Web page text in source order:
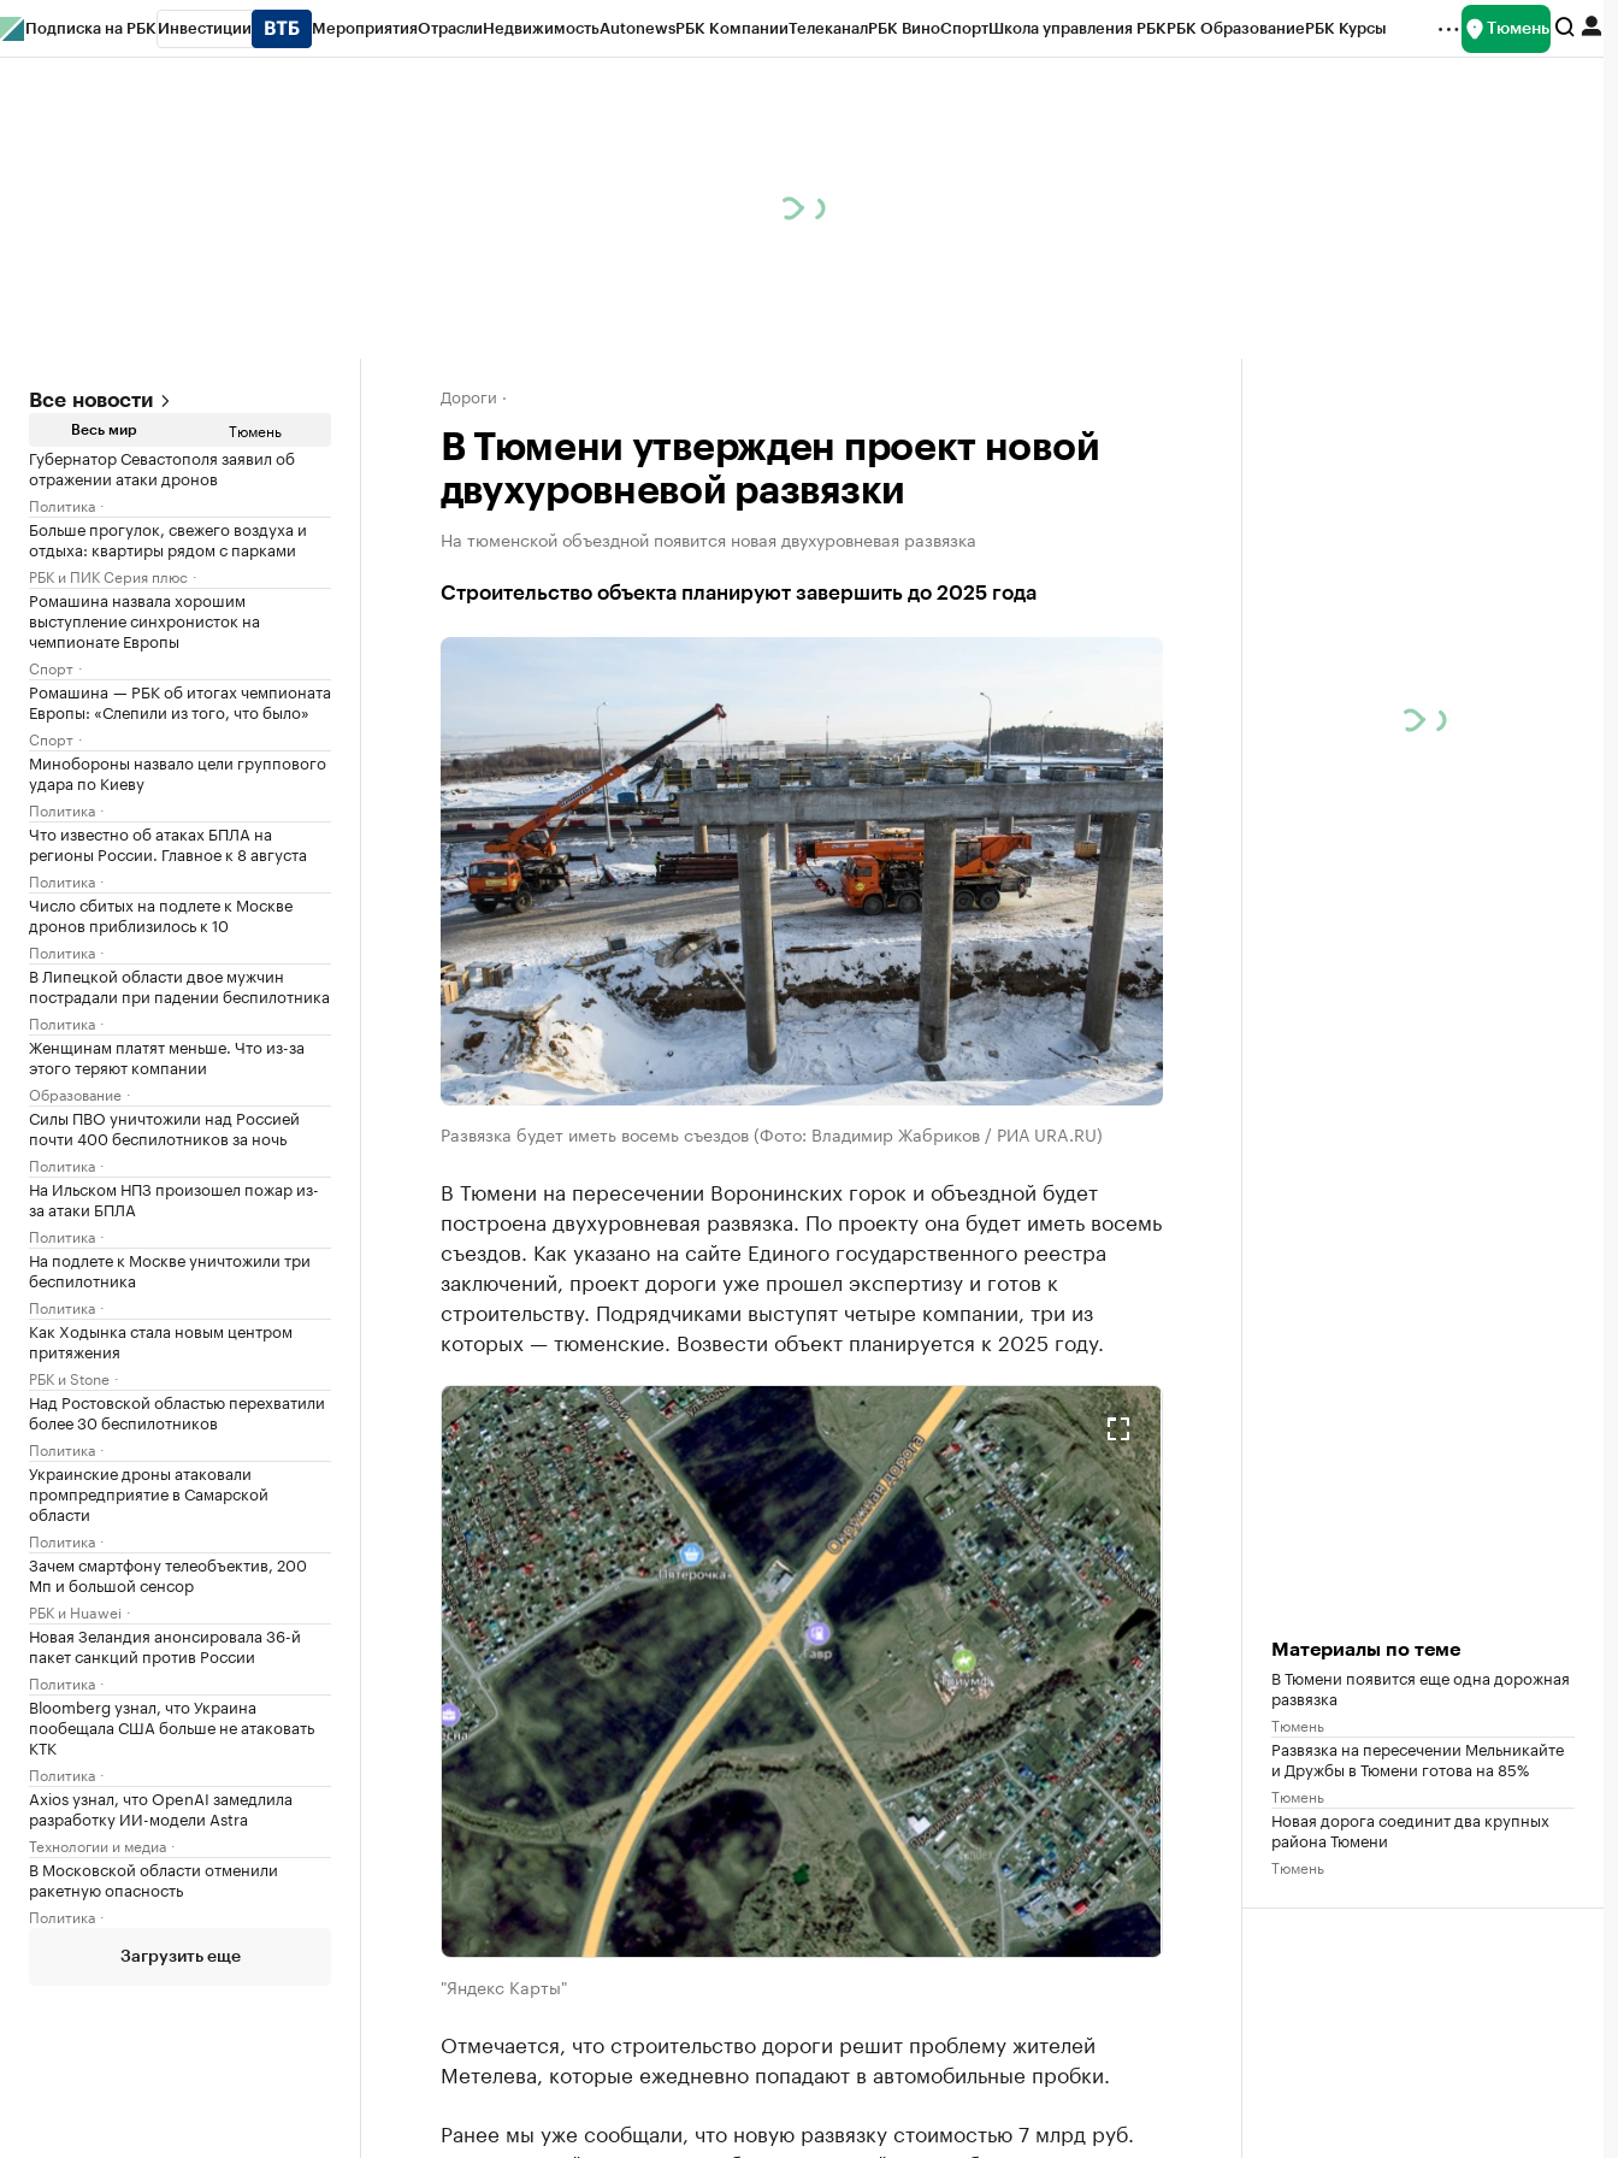
Подписка на РБК Инвестиции МероприятияОтраслиНедвижимостьAutonewsРБК КомпанииТелеканалРБК ВиноСпортШкола управления РБКРБК ОбразованиеРБК Курсы Тюмень
Все новости
Весь мир Тюмень
Губернатор Севастополя заявил об
отражении атаки дронов
Политика
Больше прогулок, свежего воздуха и
отдыха: квартиры рядом с парками
РБК и ПИК Серия плюс
Ромашина назвала хорошим
выступление синхронисток на
чемпионате Европы
Спорт
Ромашина — РБК об итогах чемпионата
Европы: «Слепили из того, что было»
Спорт
Минобороны назвало цели группового
удара по Киеву
Политика
Что известно об атаках БПЛА на
регионы России. Главное к 8 августа
Политика
Число сбитых на подлете к Москве
дронов приблизилось к 10
Политика
В Липецкой области двое мужчин
пострадали при падении беспилотника
Политика
Женщинам платят меньше. Что из-за
этого теряют компании
Образование
Силы ПВО уничтожили над Россией
почти 400 беспилотников за ночь
Политика
На Ильском НПЗ произошел пожар из-
за атаки БПЛА
Политика
На подлете к Москве уничтожили три
беспилотника
Политика
Как Ходынка стала новым центром
притяжения
РБК и Stone
Над Ростовской областью перехватили
более 30 беспилотников
Политика
Украинские дроны атаковали
промпредприятие в Самарской
области
Политика
Зачем смартфону телеобъектив, 200
Мп и большой сенсор
РБК и Huawei
Новая Зеландия анонсировала 36-й
пакет санкций против России
Политика
Bloomberg узнал, что Украина
пообещала США больше не атаковать
КТК
Политика
Axios узнал, что OpenAI замедлила
разработку ИИ-модели Astra
Технологии и медиа
В Московской области отменили
ракетную опасность
Политика
Загрузить еще
Дороги
В Тюмени утвержден проект новой
двухуровневой развязки
На тюменской объездной появится новая двухуровневая развязка
Строительство объекта планируют завершить до 2025 года
Развязка будет иметь восемь съездов (Фото: Владимир Жабриков / РИА URA.RU)
В Тюмени на пересечении Воронинских горок и объездной будет
построена двухуровневая развязка. По проекту она будет иметь восемь
съездов. Как указано на сайте Единого государственного реестра
заключений, проект дороги уже прошел экспертизу и готов к
строительству. Подрядчиками выступят четыре компании, три из
которых — тюменские. Возвести объект планируется к 2025 году.
"Яндекс Карты"
Отмечается, что строительство дороги решит проблему жителей
Метелева, которые ежедневно попадают в автомобильные пробки.
Ранее мы уже сообщали, что новую развязку стоимостью 7 млрд руб.
Материалы по теме
В Тюмени появится еще одна дорожная
развязка
Тюмень
Развязка на пересечении Мельникайте
и Дружбы в Тюмени готова на 85%
Тюмень
Новая дорога соединит два крупных
района Тюмени
Тюмень